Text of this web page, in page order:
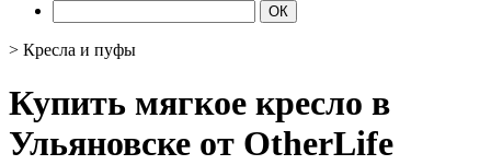
> Кресла и пуфы
Купить мягкое кресло в
Ульяновске от OtherLife